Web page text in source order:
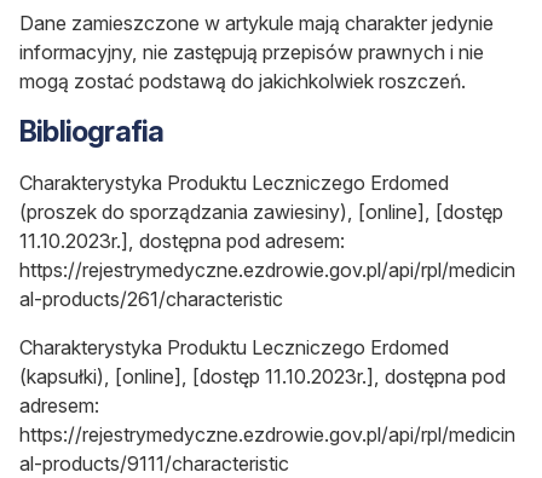
Dane zamieszczone w artykule mają charakter jedynie
informacyjny, nie zastępują przepisów prawnych i nie
mogą zostać podstawą do jakichkolwiek roszczeń.
Bibliografia
Charakterystyka Produktu Leczniczego Erdomed
(proszek do sporządzania zawiesiny), [online], [dostęp
11.10.2023r.], dostępna pod adresem:
https://rejestrymedyczne.ezdrowie.gov.pl/api/rpl/medicin
al-products/261/characteristic
Charakterystyka Produktu Leczniczego Erdomed
(kapsułki), [online], [dostęp 11.10.2023r.], dostępna pod
adresem:
https://rejestrymedyczne.ezdrowie.gov.pl/api/rpl/medicin
al-products/9111/characteristic